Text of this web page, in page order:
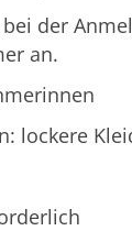
der
an.
lockere